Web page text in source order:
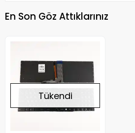
En Son Göz Attıklarınız
Tükendi